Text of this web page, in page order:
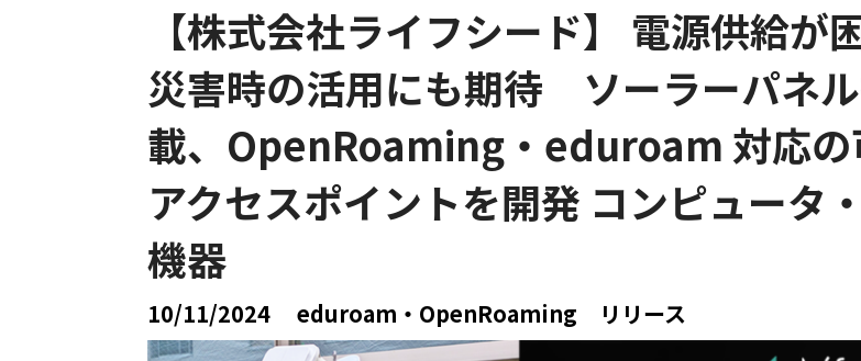
【株式会社ライフシード】 電源供給が
災害時の活⽤にも期待 ソーラーパネ
載、OpenRoaming・eduroam 対応の
アクセスポイントを開発 コンピュータ
機器
10/11/2024 eduroam・OpenRoaming リリース